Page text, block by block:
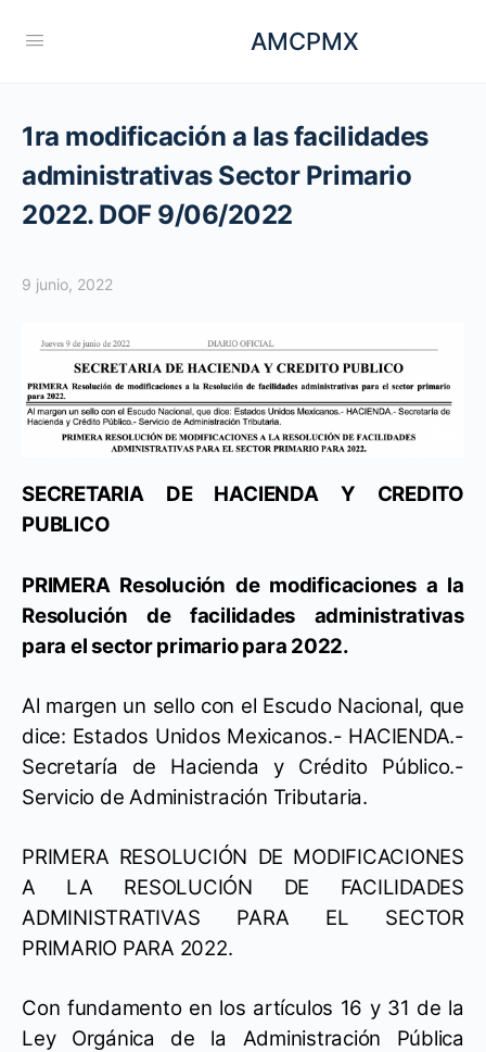
AMCPMX
1ra modificación a las facilidades
administrativas Sector Primario
2022. DOF 9/06/2022
9 junio, 2022
SECRETARIA DE HACIENDA Y CREDITO
PUBLICO
PRIMERA Resolución de modificaciones a la
Resolución de facilidades administrativas
para el sector primario para 2022.
Al margen un sello con el Escudo Nacional, que
dice: Estados Unidos Mexicanos.- HACIENDA.-
Secretaría de Hacienda y Crédito Público.-
Servicio de Administración Tributaria.
PRIMERA RESOLUCIÓN DE MODIFICACIONES
A LA RESOLUCIÓN DE FACILIDADES
ADMINISTRATIVAS PARA EL SECTOR
PRIMARIO PARA 2022.
Con fundamento en los artículos 16 y 31 de la
Ley Orgánica de la Administración Pública